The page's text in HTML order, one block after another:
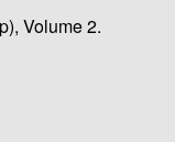
Volume 2.